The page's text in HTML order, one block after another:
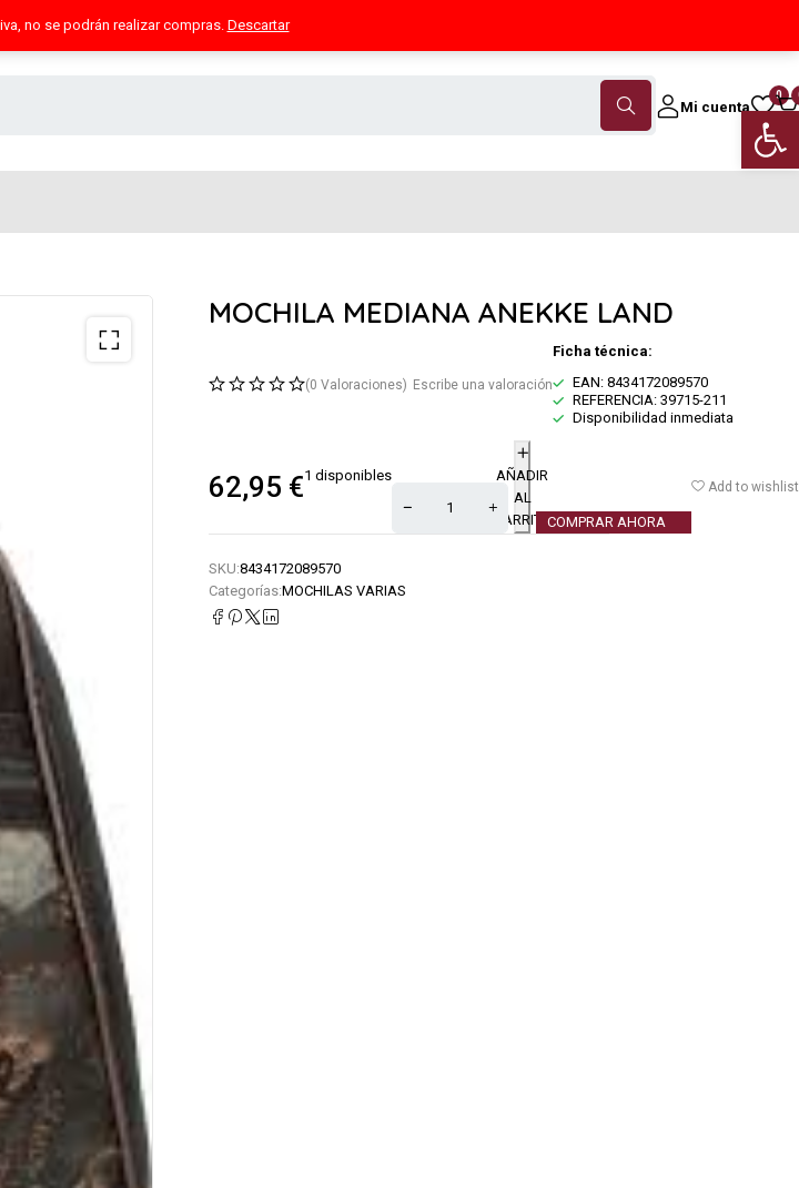
Abrir
no se podrán realizar compras. Descartar
Mi cuenta
0
MOCHILA MEDIANA ANEKKE LAND
(0 Valoraciones) Escribe una valoración
Ficha técnica:
EAN: 8434172089570
REFERENCIA: 39715-211
Disponibilidad inmediata
62,95 €1 disponibles
AÑADIR
AL
CARRITOCOMPRAR AHORA
Add to wishlist
SKU:8434172089570
Categorías:MOCHILAS VARIAS